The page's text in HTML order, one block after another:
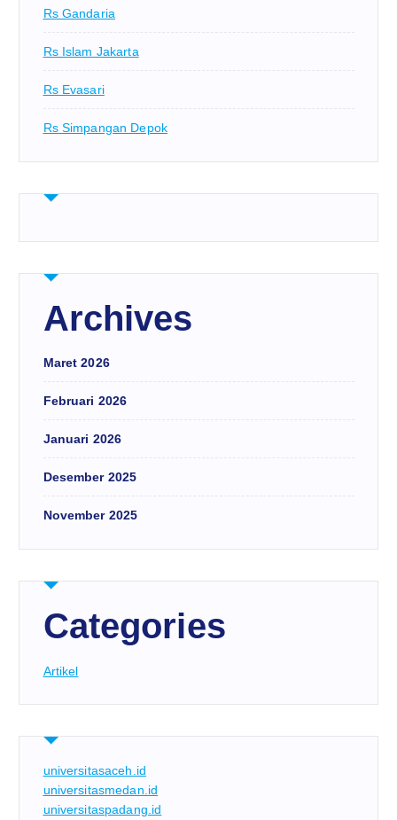
Rs Gandaria
Rs Islam Jakarta
Rs Evasari
Rs Simpangan Depok
Archives
Maret 2026
Februari 2026
Januari 2026
Desember 2025
November 2025
Categories
Artikel
universitasaceh.id
universitasmedan.id
universitaspadang.id